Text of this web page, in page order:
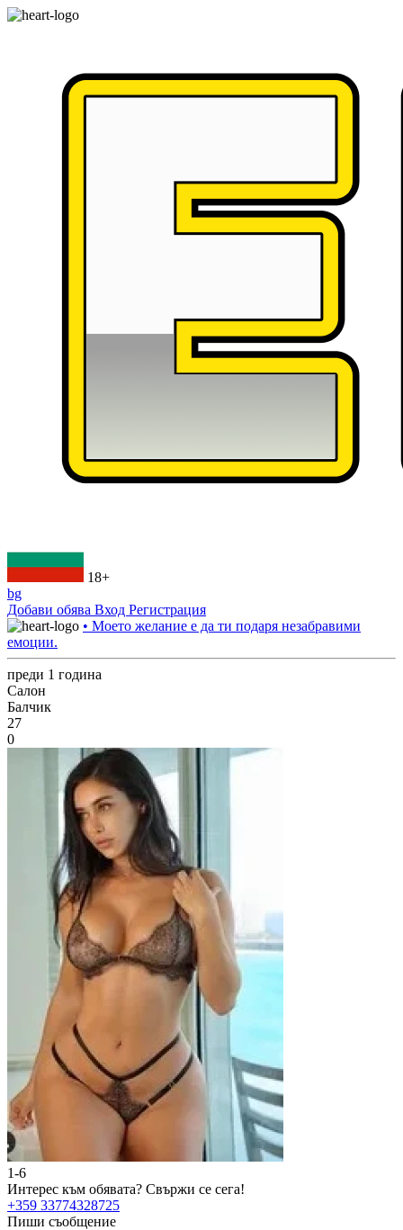
18+
bg
Добави обява Вход Регистрация
• Моето желание е да ти подаря незабравими
емоции.
преди 1 година
Салон
Балчик
27
0
1-6
Интерес към обявата? Свържи се сега!
+359 33774328725
Пиши съобщение